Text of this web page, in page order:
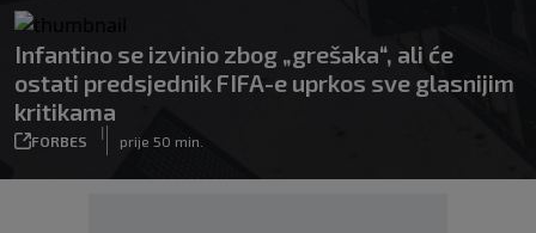
Infantino se izvinio zbog „grešaka“, ali će
ostati predsjednik FIFA-e uprkos sve glasnijim
kritikama
FORBES
|
prije 50 min.